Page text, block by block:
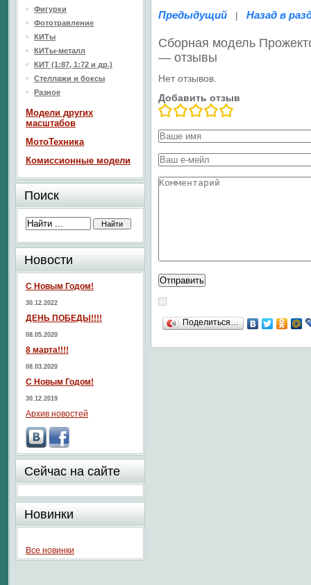
Предыдущий | Назад в
Сборная модель
— отзывы
Нет отзывов.
Добавить отзыв
Поделиться…
Фигурки
Фототравление
КИТы
КИТы-металл
КИТ (1:87, 1:72 и др.)
Стеллажи и боксы
Разное
Модели других
масштабов
МотоТехника
Комиссионные модели
Поиск
Новости
С Новым Годом!
30.12.2022
ДЕНЬ ПОБЕДЫ!!!!
08.05.2020
8 марта!!!!
08.03.2020
С Новым Годом!
30.12.2019
Архив новостей
Сейчас на сайте
Новинки
Все новинки